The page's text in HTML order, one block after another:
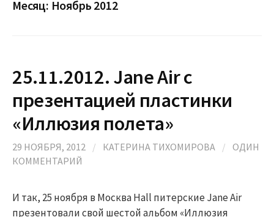
Месяц: Ноябрь 2012
25.11.2012. Jane Air с
презентацией пластинки
«Иллюзия полета»
29 НОЯБРЯ, 2012 / КАТЕРИНА ТИХОМИРОВА / ОДИН
КОММЕНТАРИЙ
И так, 25 ноября в Москва Hall питерские Jane Air
презентовали свой шестой альбом «Иллюзия